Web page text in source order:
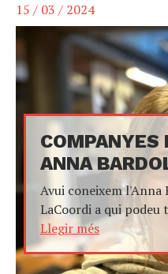
15 / 03 / 2024
COMPANYES
ANNA
Avui coneixem l'Anna
LaCoordi a qui podeu
Llegir més